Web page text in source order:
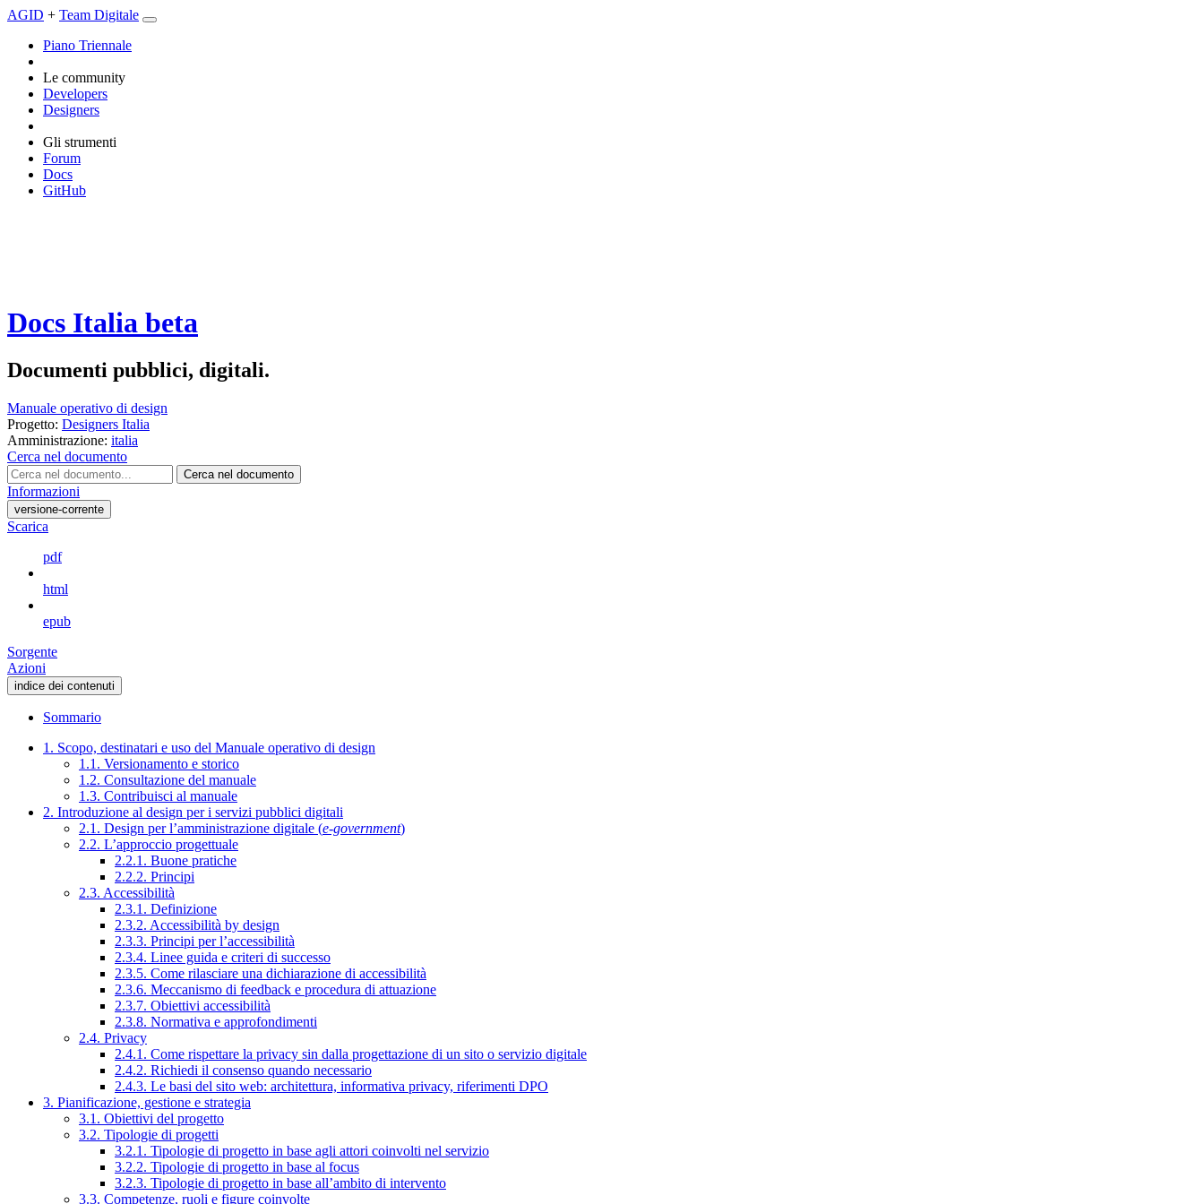
AGID + Team Digitale
Piano Triennale
Le community
Developers
Designers
Gli strumenti
Forum
Docs
GitHub
Docs Italia beta
Documenti pubblici, digitali.
Manuale operativo di design
Progetto: Designers Italia
Amministrazione: italia
Cerca nel documento
Cerca nel documento
Informazioni
versione-corrente
Scarica
pdf
html
epub
Sorgente
Azioni
indice dei contenuti
Sommario
1. Scopo, destinatari e uso del Manuale operativo di design
1.1. Versionamento e storico
1.2. Consultazione del manuale
1.3. Contribuisci al manuale
2. Introduzione al design per i servizi pubblici digitali
2.1. Design per l’amministrazione digitale (e-government)
2.2. L’approccio progettuale
2.2.1. Buone pratiche
2.2.2. Principi
2.3. Accessibilità
2.3.1. Definizione
2.3.2. Accessibilità by design
2.3.3. Principi per l’accessibilità
2.3.4. Linee guida e criteri di successo
2.3.5. Come rilasciare una dichiarazione di accessibilità
2.3.6. Meccanismo di feedback e procedura di attuazione
2.3.7. Obiettivi accessibilità
2.3.8. Normativa e approfondimenti
2.4. Privacy
2.4.1. Come rispettare la privacy sin dalla progettazione di un sito o servizio digitale
2.4.2. Richiedi il consenso quando necessario
2.4.3. Le basi del sito web: architettura, informativa privacy, riferimenti DPO
3. Pianificazione, gestione e strategia
3.1. Obiettivi del progetto
3.2. Tipologie di progetti
3.2.1. Tipologie di progetto in base agli attori coinvolti nel servizio
3.2.2. Tipologie di progetto in base al focus
3.2.3. Tipologie di progetto in base all’ambito di intervento
3.3. Competenze, ruoli e figure coinvolte